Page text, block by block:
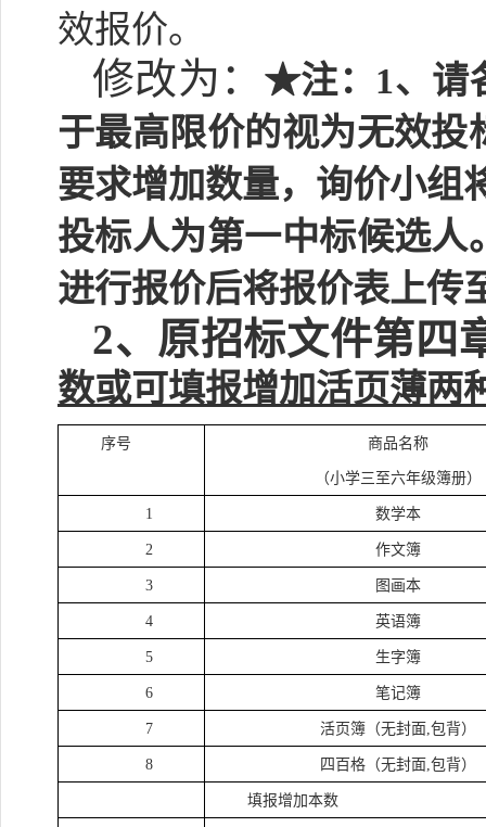
效报价。
修改为：
★注：1、请
于最高限价的视为无效投
要求增加数量，询价小组
投标人为第一中标候选人
进行报价后将报价表上传
2、原招标文件第四
数或可填报增加活页薄两
序号 商品名称
（小学三至六年级簿册）
1 数学本
2 作文簿
3 图画本
4 英语簿
5 生字簿
6 笔记簿
7 活页簿（无封面,包背）
8 四百格（无封面,包背）
填报增加本数